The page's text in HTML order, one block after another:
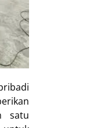
satu